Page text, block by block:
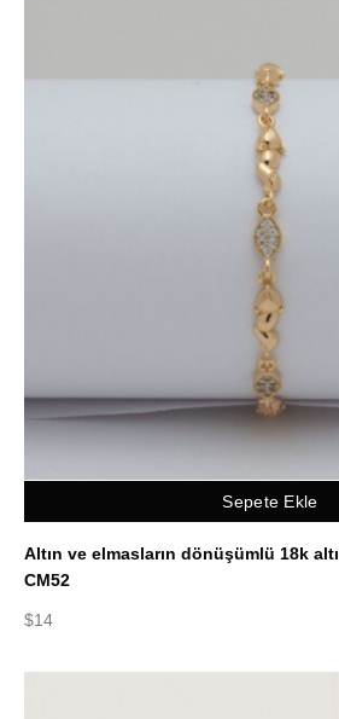
Sepete Ekle
Altın ve elmasların dönüşümlü 18k
CM52
$14